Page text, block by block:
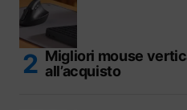
Migliori mouse
all’acquisto